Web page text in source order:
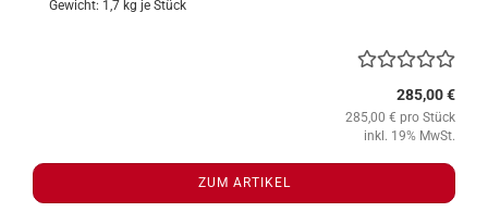
Gewicht: 1,7 kg je Stück
285,00 €
285,00 € pro Stück
inkl. 19% MwSt.
ZUM ARTIKEL